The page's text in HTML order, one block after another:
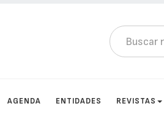
AGENDA ENTIDADES REVISTAS